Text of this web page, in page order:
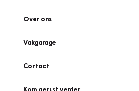
Over ons
Vakgarage
Contact
Kom gerust verder